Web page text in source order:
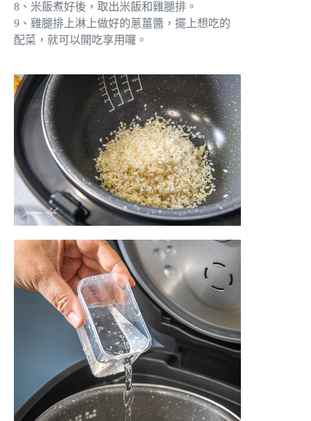
8、米飯煮好後，取出米飯和雞腿排。
9、雞腿排上淋上做好的蔥薑醬，擺上想吃的
配菜，就可以開吃享用囉。